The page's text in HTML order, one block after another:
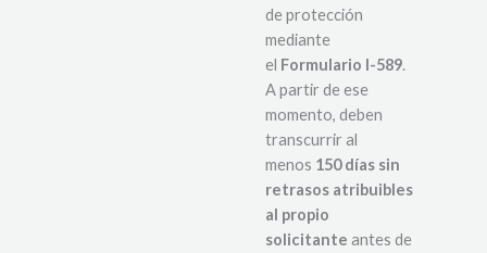
de protección
mediante
el Formulario I-589.
A partir de ese
momento, deben
transcurrir al
menos 150 días sin
retrasos atribuibles
al propio
solicitante antes de